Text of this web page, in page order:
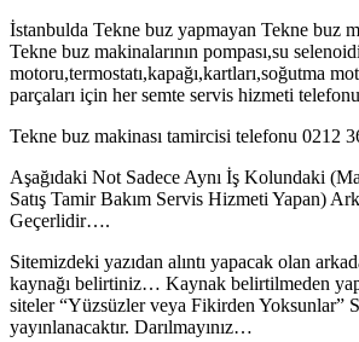
İstanbulda Tekne buz yapmayan Tekne buz
Tekne buz makinalarının pompası,su
motoru,termostatı,kapağı,kartları,soğutma
parçaları için her semte servis hizmeti
Tekne buz makinası tamircisi telefonu 0212
Aşağıdaki Not Sadece Aynı İş Kolundaki
Satış Tamir Bakım Servis Hizmeti Yapan)
Geçerlidir….
Sitemizdeki yazıdan alıntı yapacak olan
kaynağı belirtiniz… Kaynak belirtilmeden
siteler “Yüzsüzler veya Fikirden Yoksunlar”
yayınlanacaktır. Darılmayınız…